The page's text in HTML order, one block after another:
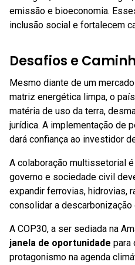
emissão e bioeconomia.
inclusão social e fortalecem
Desafios e
Mesmo diante de um
matriz energética limpa, o
matéria de uso da terra,
jurídica. A implementação de
dará confiança ao investidor
A colaboração multissetorial
governo e sociedade civil
expandir ferrovias, hidrovias,
consolidar a
A COP30, a ser sediada na
janela de oportunidade para
protagonismo na agenda